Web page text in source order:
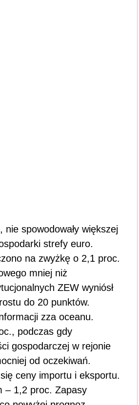
nie spowodowały większej
strefy euro.
na zwyżkę o 2,1 proc.
mniej niż
ZEW wyniósł
do 20 punktów.
zza oceanu.
podczas gdy
gospodarczej w rejonie
od oczekiwań.
ceny importu i eksportu.
– 1,2 proc. Zapasy